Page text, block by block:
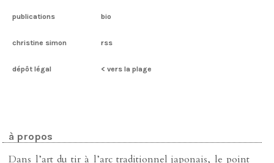
publications bio
christine simon rss
dépôt légal < vers la plage
à propos
Dans l’art du tir à l’arc traditionnel japonais, le point